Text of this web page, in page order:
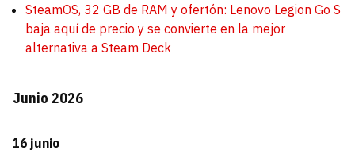
SteamOS, 32 GB de RAM y ofertón: Lenovo Legion Go S
baja aquí de precio y se convierte en la mejor
alternativa a Steam Deck
Junio 2026
16 junio